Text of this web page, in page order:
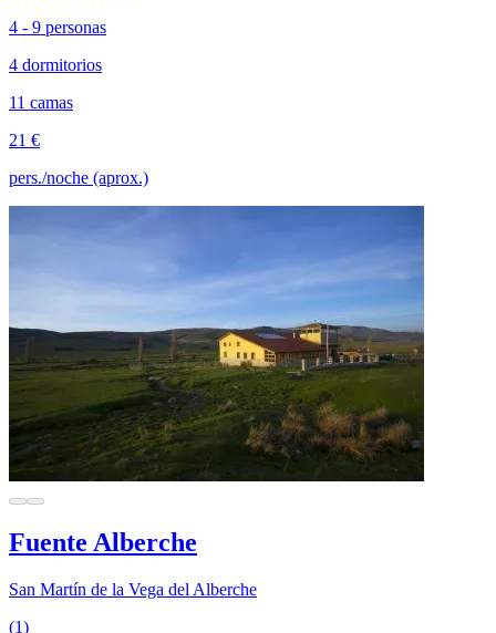
4 - 9 personas
4 dormitorios
11 camas
21 €
pers./noche (aprox.)
Fuente Alberche
San Martín de la Vega del Alberche
(1)